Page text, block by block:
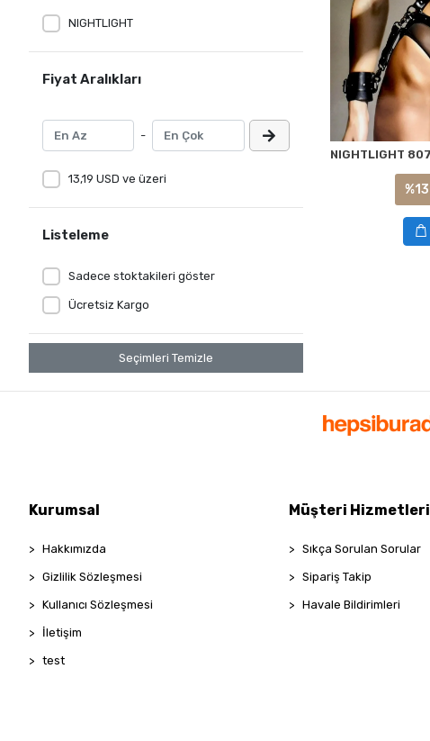
NIGHTLIGHT
Fiyat Aralıkları
-
13,19 USD ve üzeri
Listeleme
Sadece stoktakileri göster
Ücretsiz Kargo
Seçimleri Temizle
%13
Kurumsal
Hakkımızda
Gizlilik Sözleşmesi
Kullanıcı Sözleşmesi
İletişim
test
Müşteri Hizmetleri
Sıkça Sorulan Sorular
Sipariş Takip
Havale Bildirimleri